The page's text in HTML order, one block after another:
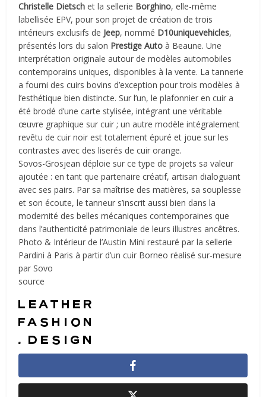
Christelle Dietsch et la sellerie Borghino, elle-même
labellisée EPV, pour son projet de création de trois
intérieurs exclusifs de Jeep, nommé D10uniquevehicles,
présentés lors du salon Prestige Auto à Beaune. Une
interprétation originale autour de modèles automobiles
contemporains uniques, disponibles à la vente. La tannerie
a fourni des cuirs bovins d’exception pour trois modèles à
l’esthétique bien distincte. Sur l’un, le plafonnier en cuir a
été brodé d’une carte stylisée, intégrant une véritable
œuvre graphique sur cuir ; un autre modèle intégralement
revêtu de cuir noir est totalement épuré et joue sur les
contrastes avec des liserés de cuir orange.
Sovos-Grosjean déploie sur ce type de projets sa valeur
ajoutée : en tant que partenaire créatif, artisan dialoguant
avec ses pairs. Par sa maîtrise des matières, sa souplesse
et son écoute, le tanneur s’inscrit aussi bien dans la
modernité des belles mécaniques contemporaines que
dans l’authenticité patrimoniale de leurs illustres ancêtres.
Photo & Intérieur de l’Austin Mini restauré par la sellerie
Pardini à Paris à partir d’un cuir Borneo réalisé sur-mesure
par Sovo
source